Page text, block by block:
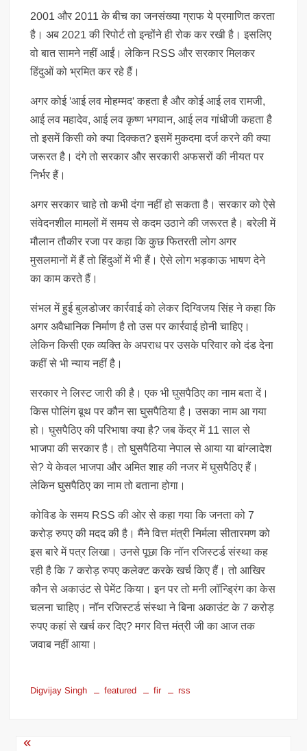
2001 और 2011 के बीच का जनसंख्या ग्राफ ये प्रमाणित करता
है। अब 2021 की रिपोर्ट तो इन्होंने ही रोक कर रखी है। इसलिए
वो बात सामने नहीं आईं। लेकिन RSS और सरकार मिलकर
हिंदुओं को भ्रमित कर रहे हैं।
अगर कोई 'आई लव मोहम्मद' कहता है और कोई आई लव रामजी,
आई लव महादेव, आई लव कृष्ण भगवान, आई लव गांधीजी कहता है
तो इसमें किसी को क्या दिक्कत? इसमें मुकदमा दर्ज करने की क्या
जरूरत है। दंगे तो सरकार और सरकारी अफसरों की नीयत पर
निर्भर हैं।
अगर सरकार चाहे तो कभी दंगा नहीं हो सकता है। सरकार को ऐसे
संवेदनशील मामलों में समय से कदम उठाने की जरूरत है। बरेली में
मौलान तौकीर रजा पर कहा कि कुछ फितरती लोग अगर
मुसलमानों में हैं तो हिंदुओं में भी हैं। ऐसे लोग भड़काऊ भाषण देने
का काम करते हैं।
संभल में हुई बुलडोजर कार्रवाई को लेकर दिग्विजय सिंह ने कहा कि
अगर अवैधानिक निर्माण है तो उस पर कार्रवाई होनी चाहिए।
लेकिन किसी एक व्यक्ति के अपराध पर उसके परिवार को दंड देना
कहीं से भी न्याय नहीं है।
सरकार ने लिस्ट जारी की है। एक भी घुसपैठिए का नाम बता दें।
किस पोलिंग बूथ पर कौन सा घुसपैठिया है। उसका नाम आ गया
हो। घुसपैठिए की परिभाषा क्या है? जब केंद्र में 11 साल से
भाजपा की सरकार है। तो घुसपैठिया नेपाल से आया या बांग्लादेश
से? ये केवल भाजपा और अमित शाह की नजर में घुसपैठिए हैं।
लेकिन घुसपैठिए का नाम तो बताना होगा।
कोविड के समय RSS की ओर से कहा गया कि जनता को 7
करोड़ रुपए की मदद की है। मैंने वित्त मंत्री निर्मला सीतारमण को
इस बारे में पत्र लिखा। उनसे पूछा कि नॉन रजिस्टर्ड संस्था कह
रही है कि 7 करोड़ रुपए कलेक्ट करके खर्च किए हैं। तो आखिर
कौन से अकाउंट से पेमेंट किया। इन पर तो मनी लॉन्ड्रिंग का केस
चलना चाहिए। नॉन रजिस्टर्ड संस्था ने बिना अकाउंट के 7 करोड़
रुपए कहां से खर्च कर दिए? मगर वित्त मंत्री जी का आज तक
जवाब नहीं आया।
Digvijay Singh featured fir rss